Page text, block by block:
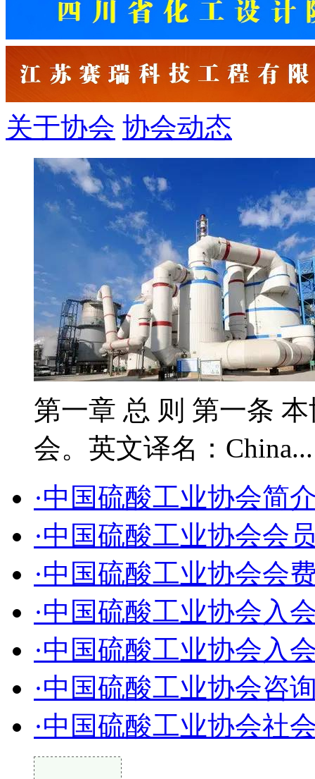
关于协会 协会动态
第一章 总 则 第一条
会。英文译名：
·中国硫酸工业协会简
·中国硫酸工业协会会
·中国硫酸工业协会会
·中国硫酸工业协会入
·中国硫酸工业协会入
·中国硫酸工业协会咨
·中国硫酸工业协会社